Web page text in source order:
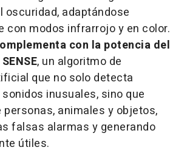
oscuridad, adaptándose
con modos infrarrojo y en color.
con la potencia del
, un algoritmo de
que no solo detecta
inusuales, sino que
animales y objetos,
falsas alarmas y generando
útiles.